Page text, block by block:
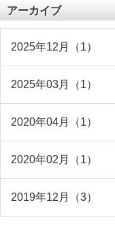
アーカイブ
2025年12月（1）
2025年03月（1）
2020年04月（1）
2020年02月（1）
2019年12月（3）